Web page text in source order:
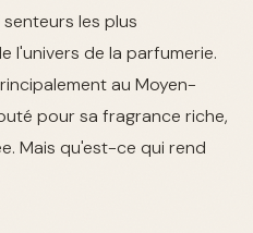
les plus
l'univers de la parfumerie.
au Moyen-
pour sa fragrance riche,
Mais qu'est-ce qui rend